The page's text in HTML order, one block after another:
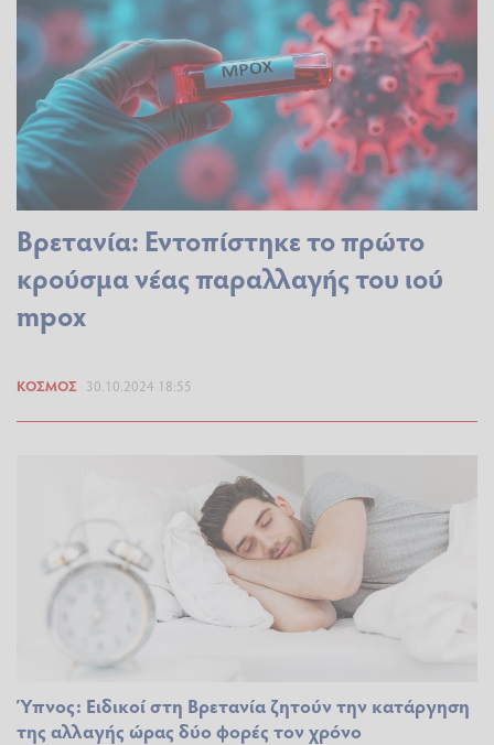
Βρετανία: Εντοπίστηκε το πρώτο
κρούσμα νέας παραλλαγής του ιού
mpox
ΚΌΣΜΟΣ 30.10.2024 18:55
Ύπνος: Ειδικοί στη Βρετανία ζητούν την κατάργηση
της αλλαγής ώρας δύο φορές τον χρόνο